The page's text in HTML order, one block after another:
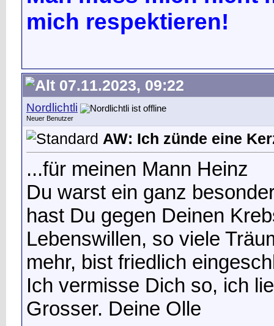
mich respektieren!
07.11.2023, 09:22
Nordlichtli
Neuer Benutzer
AW: Ich zünde eine
...für meinen Mann Heinz
Du warst ein ganz
hast Du gegen Deinen
Lebenswillen, so viele
mehr, bist friedlich
Ich vermisse Dich so, ich
Grosser. Deine Olle